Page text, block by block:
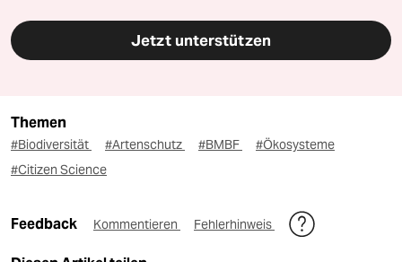
Jetzt unterstützen
Themen
#Biodiversität #Artenschutz #BMBF
#Ökosysteme
#Citizen Science
Feedback Kommentieren Fehlerhinweis